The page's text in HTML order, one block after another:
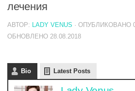
лечения
АВТОР: LADY VENUS · ОПУБЛИКОВАНО
ОБНОВЛЕНО 28.08.2018
Bio Latest Posts